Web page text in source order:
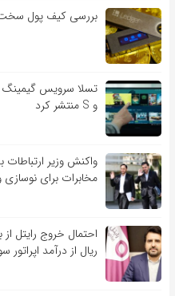
بررسی کیف‌ پول
و S منتشر کرد
واکنش وزیر
مخابرات برای نوسازی
ریال از درآمد اپراتور